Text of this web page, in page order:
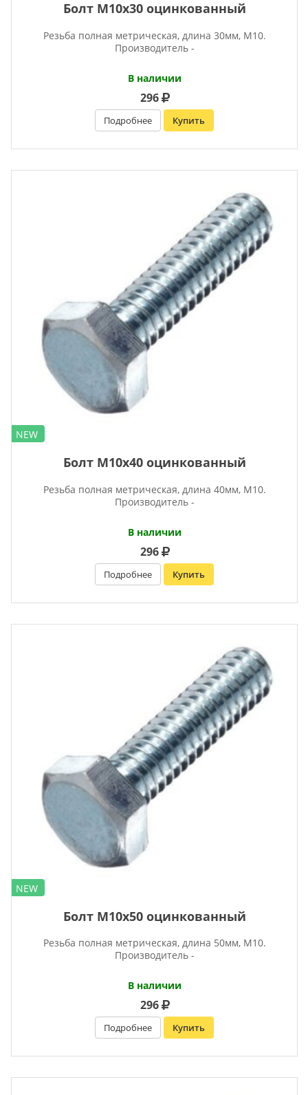
Болт М10х30 оцинкованный
Резьба полная метрическая, длина 30мм, М10.
Производитель -
В наличии
296
Подробнее Купить
NEW
Болт М10х40 оцинкованный
Резьба полная метрическая, длина 40мм, М10.
Производитель -
В наличии
296
Подробнее Купить
NEW
Болт М10х50 оцинкованный
Резьба полная метрическая, длина 50мм, М10.
Производитель -
В наличии
296
Подробнее Купить